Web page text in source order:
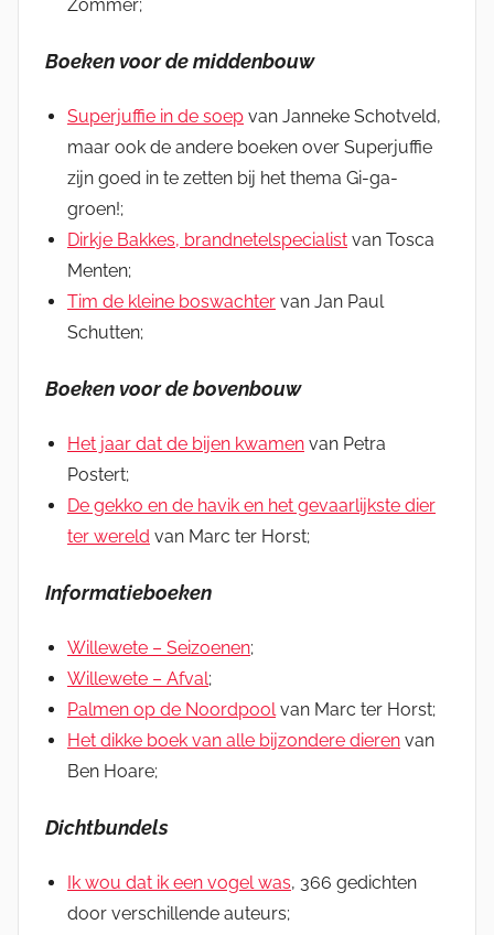
Zommer;
Boeken voor de middenbouw
Superjuffie in de soep van Janneke Schotveld,
maar ook de andere boeken over Superjuffie
zijn goed in te zetten bij het thema Gi-ga-
groen!;
Dirkje Bakkes, brandnetelspecialist van Tosca
Menten;
Tim de kleine boswachter van Jan Paul
Schutten;
Boeken voor de bovenbouw
Het jaar dat de bijen kwamen van Petra
Postert;
De gekko en de havik en het gevaarlijkste dier
ter wereld van Marc ter Horst;
Informatieboeken
Willewete – Seizoenen;
Willewete – Afval;
Palmen op de Noordpool van Marc ter Horst;
Het dikke boek van alle bijzondere dieren van
Ben Hoare;
Dichtbundels
Ik wou dat ik een vogel was, 366 gedichten
door verschillende auteurs;